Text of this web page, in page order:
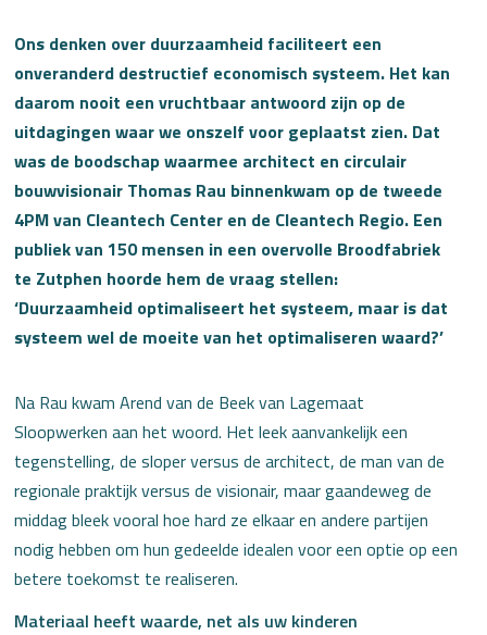
Ons denken over duurzaamheid faciliteert een
onveranderd destructief economisch systeem. Het kan
daarom nooit een vruchtbaar antwoord zijn op de
uitdagingen waar we onszelf voor geplaatst zien. Dat
was de boodschap waarmee architect en circulair
bouwvisionair Thomas Rau binnenkwam op de tweede
4PM van Cleantech Center en de Cleantech Regio. Een
publiek van 150 mensen in een overvolle Broodfabriek
te Zutphen hoorde hem de vraag stellen:
‘Duurzaamheid optimaliseert het systeem, maar is dat
systeem wel de moeite van het optimaliseren waard?’
Na Rau kwam Arend van de Beek van Lagemaat
Sloopwerken aan het woord. Het leek aanvankelijk een
tegenstelling, de sloper versus de architect, de man van de
regionale praktijk versus de visionair, maar gaandeweg de
middag bleek vooral hoe hard ze elkaar en andere partijen
nodig hebben om hun gedeelde idealen voor een optie op een
betere toekomst te realiseren.
Materiaal heeft waarde, net als uw kinderen